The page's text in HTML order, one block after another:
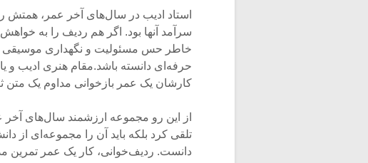
استاد ادیب در سال‌های آخر عمر، همتش
سرآمد آنها بود. اگر هم ردیف را به
خاطر حس مسئولیت و نگهداری موسیقی
حرفه‌ای دانسته باشد.مقام هنری ادیب و
کارشان یک عمر بازخوانی مداوم یک
از این رو مجموعه ارزشمند سال‌های
تلقی کرد بلکه باید آن را مجموعه‌ای از
دانست. ردیف‌خوانی، کار یک عمر